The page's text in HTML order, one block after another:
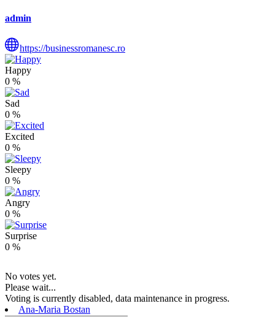
admin
https://businessromanesc.ro
Happy
0 %
Sad
0 %
Excited
0 %
Sleepy
0 %
Angry
0 %
Surprise
0 %
No votes yet.
Please wait...
Voting is currently disabled, data maintenance in progress.
Ana-Maria Bostan